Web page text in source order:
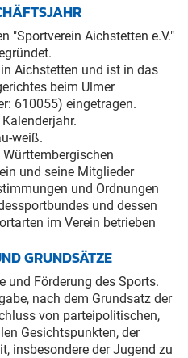
"Sportverein Aichstetten e.V."
Aichstetten und ist in das
beim Ulmer
610055) eingetragen.
weiß.
und seine Mitglieder
und Ordnungen
und dessen
im Verein betrieben
GRUNDSÄTZE
und Förderung des Sports.
nach dem Grundsatz der
von parteipolitischen,
Gesichtspunkten, der
insbesondere der Jugend zu